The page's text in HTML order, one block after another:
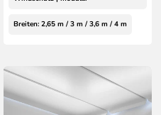
Breiten: 2,65 m / 3 m / 3,6 m / 4 m